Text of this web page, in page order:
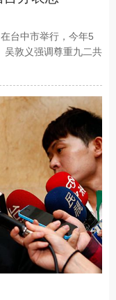
台中市举行，今年5
敦义强调尊重九二共